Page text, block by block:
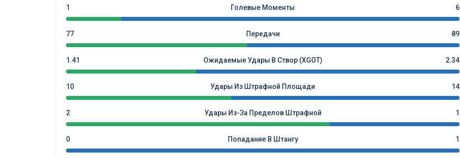
1 Голевые Моменты 6
77 Передачи 89
1.41 Ожидаемые Удары В Створ (xGOT) 2.34
10 Удары Из Штрафной Площади 14
2 Удары Из-За Пределов Штрафной 1
0 Попадание В Штангу 1